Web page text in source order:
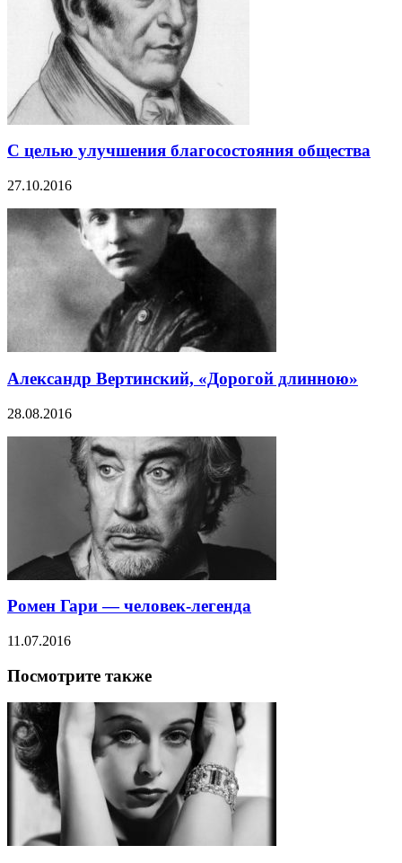
С целью улучшения благосостояния общества
27.10.2016
Александр Вертинский, «Дорогой длинною»
28.08.2016
Ромен Гари — человек-легенда
11.07.2016
Посмотрите также